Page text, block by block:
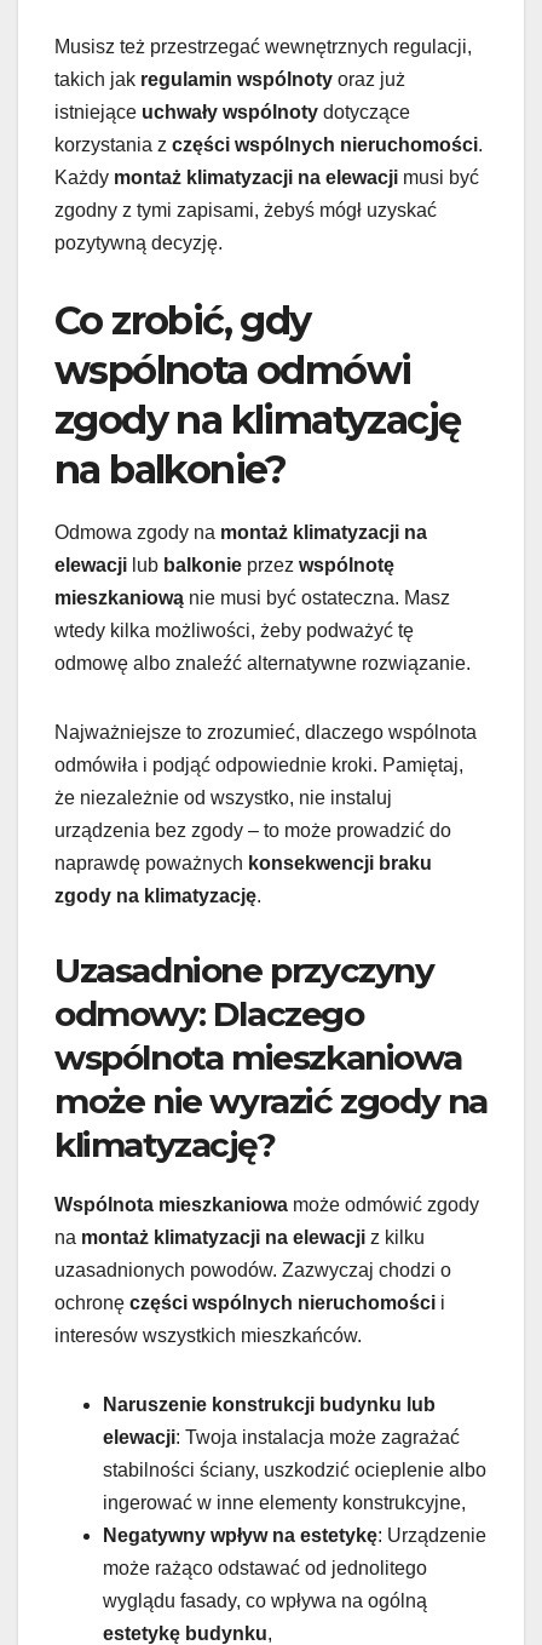
Musisz też przestrzegać wewnętrznych regulacji,
takich jak regulamin wspólnoty oraz już
istniejące uchwały wspólnoty dotyczące
korzystania z części wspólnych nieruchomości.
Każdy montaż klimatyzacji na elewacji musi być
zgodny z tymi zapisami, żebyś mógł uzyskać
pozytywną decyzję.
Co zrobić, gdy
wspólnota odmówi
zgody na klimatyzację
na balkonie?
Odmowa zgody na montaż klimatyzacji na
elewacji lub balkonie przez wspólnotę
mieszkaniową nie musi być ostateczna. Masz
wtedy kilka możliwości, żeby podważyć tę
odmowę albo znaleźć alternatywne rozwiązanie.
Najważniejsze to zrozumieć, dlaczego wspólnota
odmówiła i podjąć odpowiednie kroki. Pamiętaj,
że niezależnie od wszystko, nie instaluj
urządzenia bez zgody – to może prowadzić do
naprawdę poważnych konsekwencji braku
zgody na klimatyzację.
Uzasadnione przyczyny
odmowy: Dlaczego
wspólnota mieszkaniowa
może nie wyrazić zgody na
klimatyzację?
Wspólnota mieszkaniowa może odmówić zgody
na montaż klimatyzacji na elewacji z kilku
uzasadnionych powodów. Zazwyczaj chodzi o
ochronę części wspólnych nieruchomości i
interesów wszystkich mieszkańców.
Naruszenie konstrukcji budynku lub
elewacji: Twoja instalacja może zagrażać
stabilności ściany, uszkodzić ocieplenie albo
ingerować w inne elementy konstrukcyjne,
Negatywny wpływ na estetykę: Urządzenie
może rażąco odstawać od jednolitego
wyglądu fasady, co wpływa na ogólną
estetykę budynku,